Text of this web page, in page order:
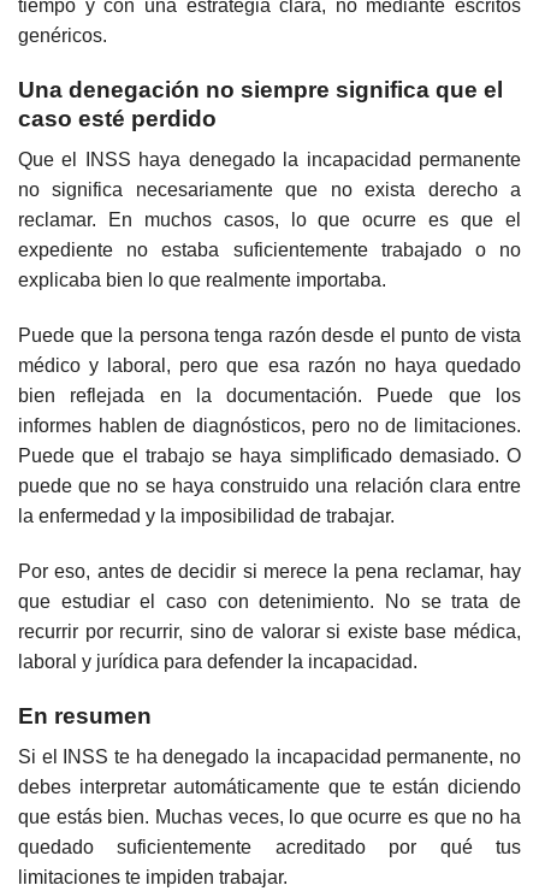
tiempo y con una estrategia clara, no mediante escritos
genéricos.
Una denegación no siempre significa que el
caso esté perdido
Que el INSS haya denegado la incapacidad permanente
no significa necesariamente que no exista derecho a
reclamar. En muchos casos, lo que ocurre es que el
expediente no estaba suficientemente trabajado o no
explicaba bien lo que realmente importaba.
Puede que la persona tenga razón desde el punto de vista
médico y laboral, pero que esa razón no haya quedado
bien reflejada en la documentación. Puede que los
informes hablen de diagnósticos, pero no de limitaciones.
Puede que el trabajo se haya simplificado demasiado. O
puede que no se haya construido una relación clara entre
la enfermedad y la imposibilidad de trabajar.
Por eso, antes de decidir si merece la pena reclamar, hay
que estudiar el caso con detenimiento. No se trata de
recurrir por recurrir, sino de valorar si existe base médica,
laboral y jurídica para defender la incapacidad.
En resumen
Si el INSS te ha denegado la incapacidad permanente, no
debes interpretar automáticamente que te están diciendo
que estás bien. Muchas veces, lo que ocurre es que no ha
quedado suficientemente acreditado por qué tus
limitaciones te impiden trabajar.